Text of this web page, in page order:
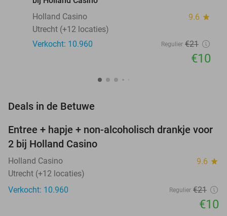
Holland Casino
9.6 star
Utrecht (+12 locaties)
Verkocht: 10.960
Regulier €21
€10
Deals in de Betuwe
52%
Entree + hapje + non-alcoholisch drankje voor
2 bij Holland Casino
Holland Casino 9.6 star
Utrecht (+12 locaties)
Verkocht: 10.960
Regulier €21
€10